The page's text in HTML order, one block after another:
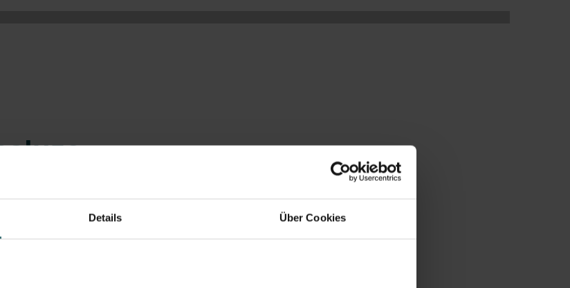
Details Über Cookies